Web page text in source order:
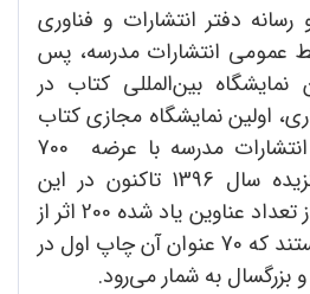
دفتر انتشارات و فناوری
عمومی انتشارات مدرسه، پس
بین‌المللی کتاب در
اولین نمایشگاه مجازی کتاب
تهران برگزار می‌شود. انتشارات مدرسه با عرضه 700
عنوان از تولیدات برگزیده سال 1396 تاکنون در این
نمایشگاه حضور دارد. از تعداد عناوین یاد شده 200 اثر از
تولیدات سال 1399 هستند که 70 عنوان آن چاپ اول در
به شمار می‌رود.